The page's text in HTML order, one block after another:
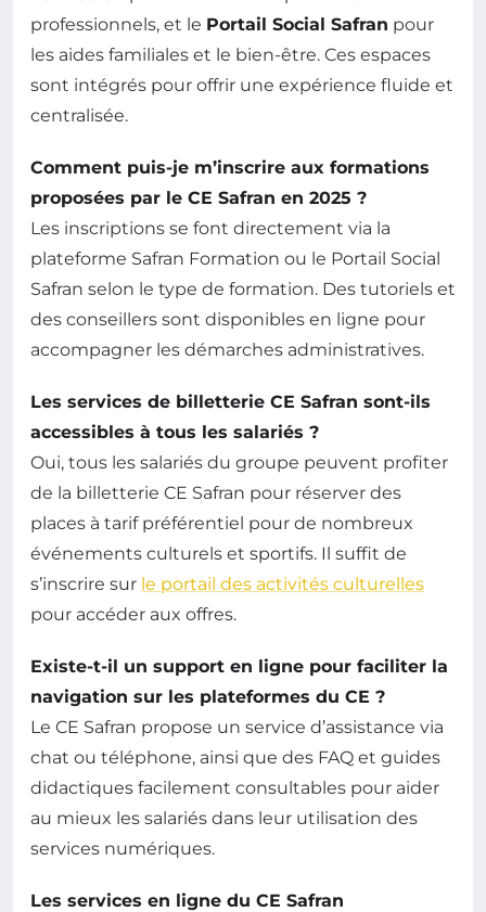
professionnels, et le Portail Social Safran pour
les aides familiales et le bien-être. Ces espaces
sont intégrés pour offrir une expérience fluide et
centralisée.
Comment puis-je m’inscrire aux formations
proposées par le CE Safran en 2025 ?
Les inscriptions se font directement via la
plateforme Safran Formation ou le Portail Social
Safran selon le type de formation. Des tutoriels et
des conseillers sont disponibles en ligne pour
accompagner les démarches administratives.
Les services de billetterie CE Safran sont-ils
accessibles à tous les salariés ?
Oui, tous les salariés du groupe peuvent profiter
de la billetterie CE Safran pour réserver des
places à tarif préférentiel pour de nombreux
événements culturels et sportifs. Il suffit de
s’inscrire sur le portail des activités culturelles
pour accéder aux offres.
Existe-t-il un support en ligne pour faciliter la
navigation sur les plateformes du CE ?
Le CE Safran propose un service d’assistance via
chat ou téléphone, ainsi que des FAQ et guides
didactiques facilement consultables pour aider
au mieux les salariés dans leur utilisation des
services numériques.
Les services en ligne du CE Safran